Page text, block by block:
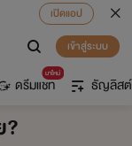
เปิดแอป
เข้าสู่ระบบ
มาใหม่
ดรีมแชท ธัญลิสต์
?